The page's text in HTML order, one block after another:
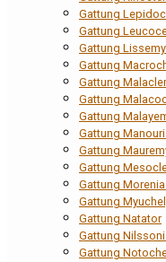
Gattung
Gattung
Gattung
Gattung
Gattung
Gattung
Gattung
Gattung
Gattung
Gattung
Gattung
Gattung
Gattung Natator
Gattung
Gattung